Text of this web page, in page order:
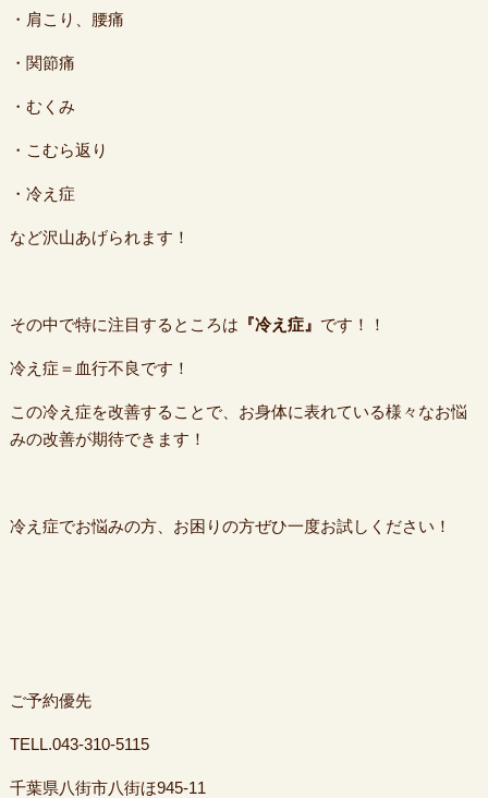
・肩こり、腰痛
・関節痛
・むくみ
・こむら返り
・冷え症
など沢山あげられます！
その中で特に注目するところは 『冷え症』 です！！
冷え症＝血行不良です！
この冷え症を改善することで、お身体に表れている様々なお悩
みの改善が期待できます！
冷え症でお悩みの方、お困りの方ぜひ一度お試しください！
ご予約優先
TELL.043-310-5115
千葉県八街市八街ほ945-11